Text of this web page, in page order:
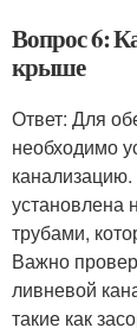
Вопрос 6:
крыше
Ответ: Для
необходимо
установлена
трубами,
Важно
ливневой
такие как